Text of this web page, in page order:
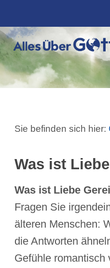
Sie befinden sich hier:
Was ist Liebe
Was ist Liebe
Fragen Sie
älteren Menschen:
die Antworten
Gefühle romantisch